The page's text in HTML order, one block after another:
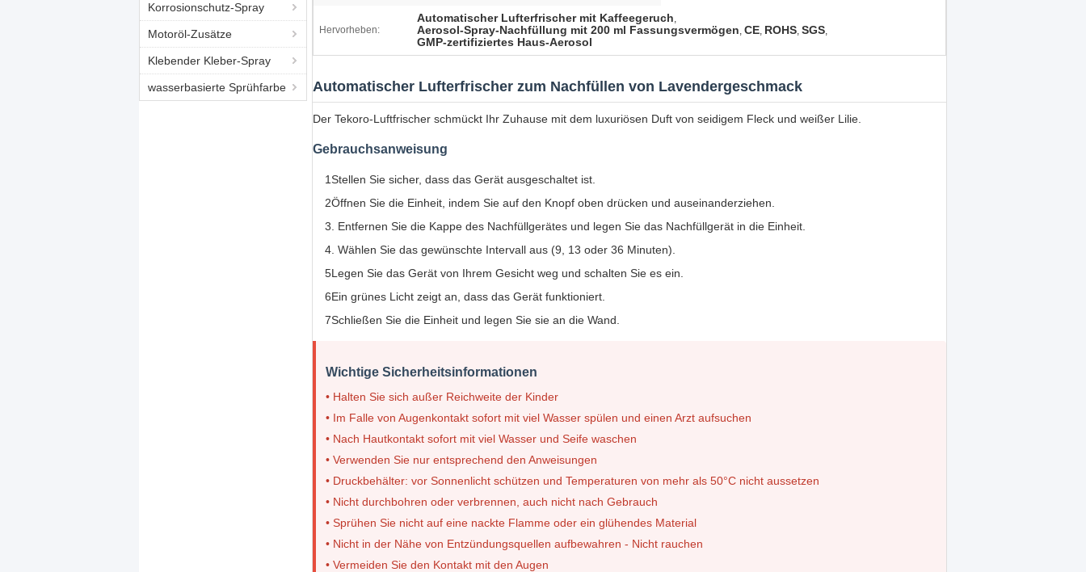
Korrosionschutz-Spray
Motoröl-Zusätze
Klebender Kleber-Spray
wasserbasierte Sprühfarbe
Hervorheben:
Automatischer Lufterfrischer mit Kaffeegeruch,
Aerosol-Spray-Nachfüllung mit 200 ml Fassungsvermögen, CE, ROHS, SGS,
GMP-zertifiziertes Haus-Aerosol
Automatischer Lufterfrischer zum Nachfüllen von Lavendergeschmack
Der Tekoro-Luftfrischer schmückt Ihr Zuhause mit dem luxuriösen Duft von seidigem Fleck und weißer Lilie.
Gebrauchsanweisung
1Stellen Sie sicher, dass das Gerät ausgeschaltet ist.
2Öffnen Sie die Einheit, indem Sie auf den Knopf oben drücken und auseinanderziehen.
3. Entfernen Sie die Kappe des Nachfüllgerätes und legen Sie das Nachfüllgerät in die Einheit.
4. Wählen Sie das gewünschte Intervall aus (9, 13 oder 36 Minuten).
5Legen Sie das Gerät von Ihrem Gesicht weg und schalten Sie es ein.
6Ein grünes Licht zeigt an, dass das Gerät funktioniert.
7Schließen Sie die Einheit und legen Sie sie an die Wand.
Wichtige Sicherheitsinformationen
• Halten Sie sich außer Reichweite der Kinder
• Im Falle von Augenkontakt sofort mit viel Wasser spülen und einen Arzt aufsuchen
• Nach Hautkontakt sofort mit viel Wasser und Seife waschen
• Verwenden Sie nur entsprechend den Anweisungen
• Druckbehälter: vor Sonnenlicht schützen und Temperaturen von mehr als 50°C nicht aussetzen
• Nicht durchbohren oder verbrennen, auch nicht nach Gebrauch
• Sprühen Sie nicht auf eine nackte Flamme oder ein glühendes Material
• Nicht in der Nähe von Entzündungsquellen aufbewahren - Nicht rauchen
• Vermeiden Sie den Kontakt mit den Augen